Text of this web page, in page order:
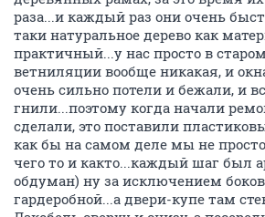
раза...и каждый раз они очень
таки натуральное дерево как
практичный...у нас просто в
ветниляции вообще никакая, и
очень сильно потели и бежали, и
гнили...поэтому когда начали
сделали, это поставили
как бы на самом деле мы не
чего то и както...каждый шаг был
обдуман) ну за исключением
гардеробной...а двери-купе там